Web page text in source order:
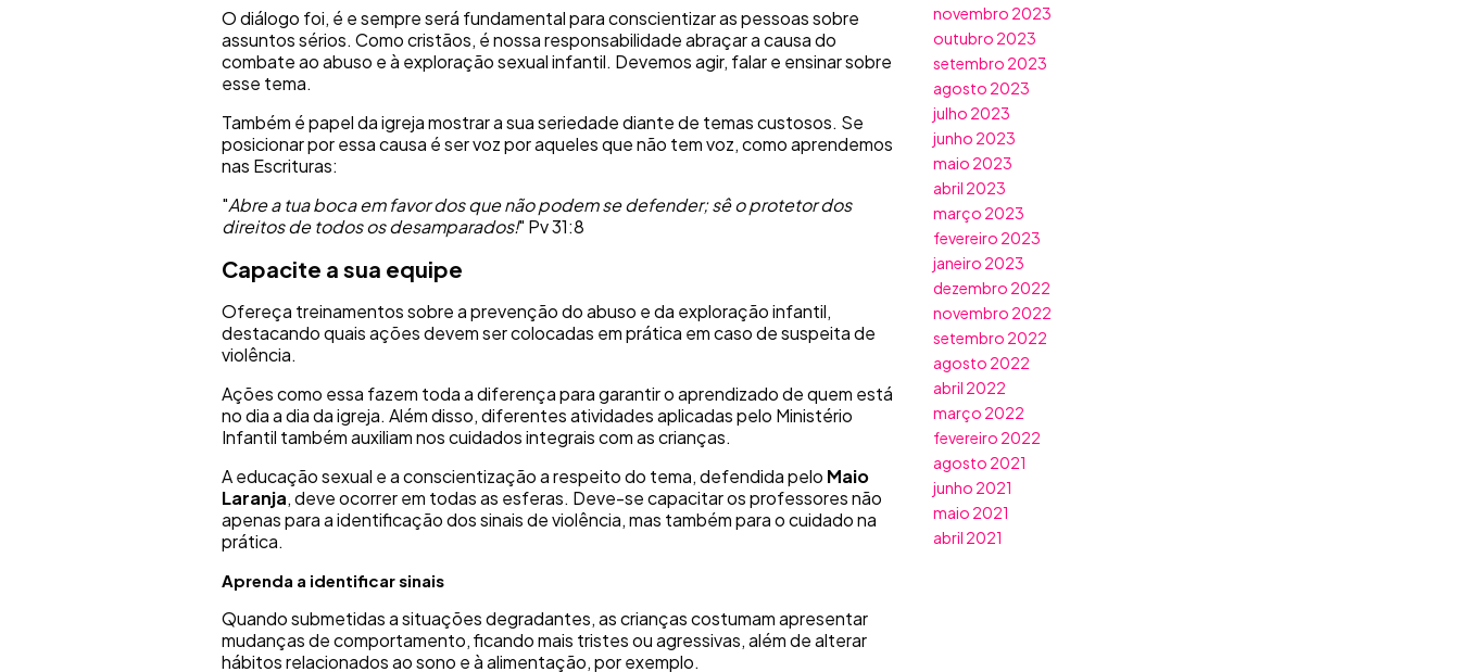
O diálogo foi, é e sempre será fundamental para conscientizar as pessoas sobre
assuntos sérios. Como cristãos, é nossa responsabilidade abraçar a causa do
combate ao abuso e à exploração sexual infantil. Devemos agir, falar e ensinar sobre
esse tema.
Também é papel da igreja mostrar a sua seriedade diante de temas custosos. Se
posicionar por essa causa é ser voz por aqueles que não tem voz, como aprendemos
nas Escrituras:
"Abre a tua boca em favor dos que não podem se defender; sê o protetor dos
direitos de todos os desamparados!" Pv 31:8
Capacite a sua equipe
Ofereça treinamentos sobre a prevenção do abuso e da exploração infantil,
destacando quais ações devem ser colocadas em prática em caso de suspeita de
violência.
Ações como essa fazem toda a diferença para garantir o aprendizado de quem está
no dia a dia da igreja. Além disso, diferentes atividades aplicadas pelo Ministério
Infantil também auxiliam nos cuidados integrais com as crianças.
A educação sexual e a conscientização a respeito do tema, defendida pelo Maio
Laranja, deve ocorrer em todas as esferas. Deve-se capacitar os professores não
apenas para a identificação dos sinais de violência, mas também para o cuidado na
prática.
Aprenda a identificar sinais
Quando submetidas a situações degradantes, as crianças costumam apresentar
mudanças de comportamento, ficando mais tristes ou agressivas, além de alterar
hábitos relacionados ao sono e à alimentação, por exemplo.
novembro 2023
outubro 2023
setembro 2023
agosto 2023
julho 2023
junho 2023
maio 2023
abril 2023
março 2023
fevereiro 2023
janeiro 2023
dezembro 2022
novembro 2022
setembro 2022
agosto 2022
abril 2022
março 2022
fevereiro 2022
agosto 2021
junho 2021
maio 2021
abril 2021